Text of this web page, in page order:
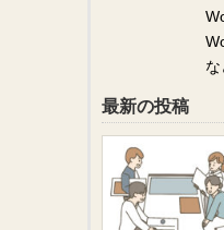
最新の投稿